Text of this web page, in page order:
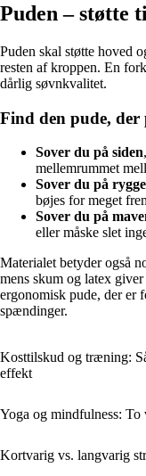
Puden – støtte
Puden skal støtte hoved
resten af kroppen. En
dårlig søvnkvalitet.
Find den pude, der
Sover du på siden
mellemrummet
Sover du på
bøjes for meget
Sover du på
eller måske slet
Materialet betyder også
mens skum og latex
ergonomisk pude, der er
spændinger.
Kosttilskud og træning:
effekt
Yoga og mindfulness:
Kortvarig vs. langvarig